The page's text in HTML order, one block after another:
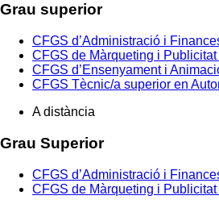
Grau superior
CFGS d’Administració i
CFGS de Màrqueting i
CFGS d’Ensenyament i
CFGS Tècnic/a superior en
A distància
Grau Superior
CFGS d’Administració i
CFGS de Màrqueting i